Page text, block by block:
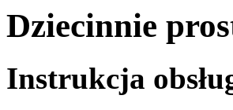
Dziecinnie
Instrukcja